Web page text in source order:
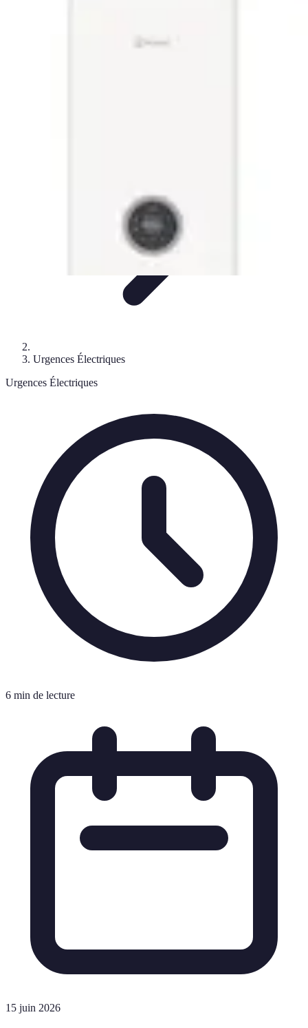
Urgences Électriques
Urgences Électriques
6 min de lecture
15 juin 2026